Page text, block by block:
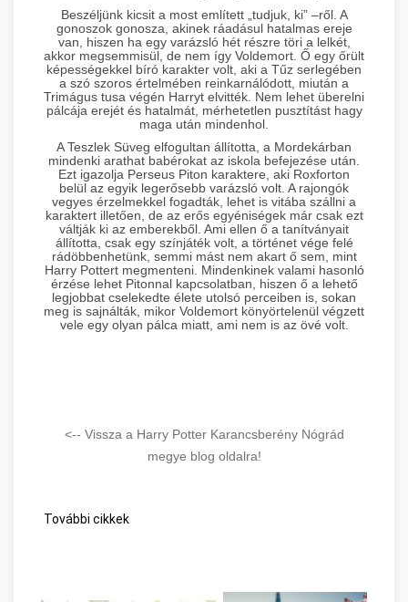
Beszéljünk kicsit a most említett „tudjuk, ki” –ről. A
gonoszok gonosza, akinek ráadásul hatalmas ereje
van, hiszen ha egy varázsló hét részre töri a lelkét,
akkor megsemmisül, de nem így Voldemort. Ő egy őrült
képességekkel bíró karakter volt, aki a Tűz serlegében
a szó szoros értelmében reinkarnálódott, miután a
Trimágus tusa végén Harryt elvitték. Nem lehet überelni
pálcája erejét és hatalmát, mérhetetlen pusztítást hagy
maga után mindenhol.
A Teszlek Süveg elfogultan állította, a Mordekárban
mindenki arathat babérokat az iskola befejezése után.
Ezt igazolja Perseus Piton karaktere, aki Roxforton
belül az egyik legerősebb varázsló volt. A rajongók
vegyes érzelmekkel fogadták, lehet is vitába szállni a
karaktert illetően, de az erős egyéniségek már csak ezt
váltják ki az emberekből. Ami ellen ő a tanítványait
állította, csak egy színjáték volt, a történet vége felé
rádöbbenhetünk, semmi mást nem akart ő sem, mint
Harry Pottert megmenteni. Mindenkinek valami hasonló
érzése lehet Pitonnal kapcsolatban, hiszen ő a lehető
legjobbat cselekedte élete utolsó perceiben is, sokan
meg is sajnálták, mikor Voldemort könyörtelenül végzett
vele egy olyan pálca miatt, ami nem is az övé volt.
<-- Vissza a Harry Potter Karancsberény Nógrád
megye blog oldalra!
További cikkek